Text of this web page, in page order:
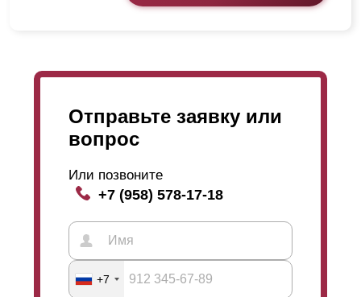
Отправьте заявку или
вопрос
Или позвоните
+7 (958) 578-17-18
+7